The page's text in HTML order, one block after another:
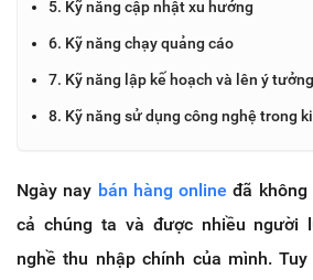
5. Kỹ năng cập nhật xu hướng
6. Kỹ năng chạy quảng cáo
7. Kỹ năng lập kế hoạch và lên ý tưởng
8. Kỹ năng sử dụng công nghệ trong
Ngày nay bán hàng online đã
cả chúng ta và được nhiều người
nghề thu nhập chính của mình.